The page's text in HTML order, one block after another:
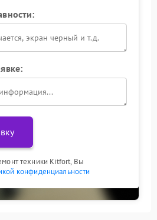
техники Kitfort, Вы
конфиденциальности